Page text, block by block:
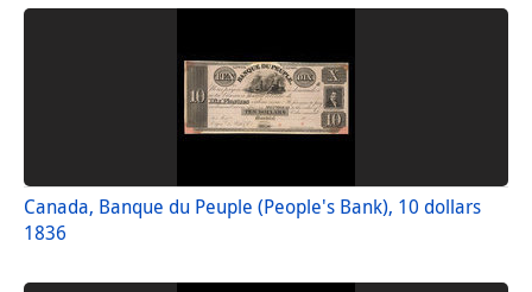
Canada, Banque du Peuple (People's Bank), 10 dollars
1836